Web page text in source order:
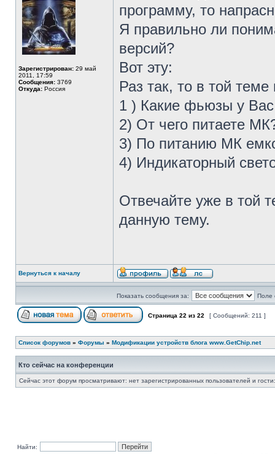
Зарегистрирован: 29 май
2011, 17:59
Сообщения: 3769
Откуда: Россия
программу, то
Я правильно ли
версий?
Вот эту:
Раз так, то в той
1 ) Какие фьюзы у
2) От чего питаете
3) По питанию МК
4) Индикаторный
Отвечайте уже в той
данную тему.
Вернуться к началу
Показать сообщения за: Поле
Страница 22 из 22 [ Сообщений: 211 ]
Список форумов » Форумы » Модификации устройств блога www.GetChip.net
Кто сейчас на конференции
Сейчас этот форум просматривают: нет зарегистрированных пользователей и
Найти: